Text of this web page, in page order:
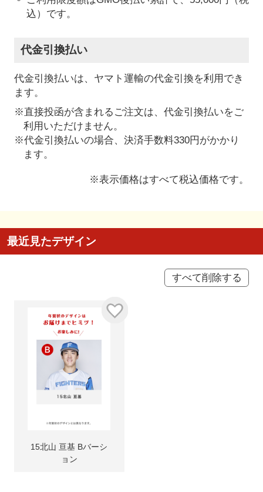
込）です。
代金引換払い
代金引換払いは、ヤマト運輸の代金引換を利用でき
ます。
※直接投函が含まれるご注文は、代金引換払いをご
利用いただけません。
※代金引換払いの場合、決済手数料330円がかかり
ます。
※表示価格はすべて税込価格です。
最近見たデザイン
すべて削除する
15北山 亘基 Bバーシ
ョン